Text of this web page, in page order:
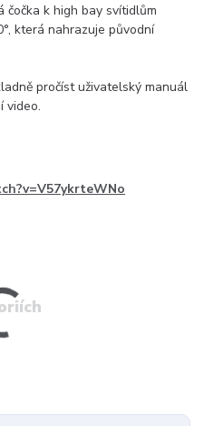
čočka k high bay svítidlům
která nahrazuje původní
pročíst uživatelský manuál
video.